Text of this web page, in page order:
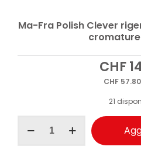
Ma-Fra Polish Clever
CHF
CHF57.80
21
Fra